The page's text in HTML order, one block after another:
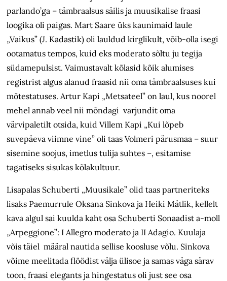
parlando’ga – tämbraalsus säilis ja muusikalise fraasi
loogika oli paigas. Mart Saare üks kaunimaid laule
„Vaikus” (J. Kadastik) oli lauldud kirglikult, võib-olla isegi
ootamatus tempos, kuid eks moderato sõltu ju tegija
südamepulsist. Vaimustavalt kõlasid kõik alumises
registrist algus alanud fraasid nii oma tämbraalsuses kui
mõtestatuses. Artur Kapi „Metsateel” on laul, kus noorel
mehel annab veel nii mõndagi varjundit oma
värvipaletilt otsida, kuid Villem Kapi „Kui lõpeb
suvepäeva viimne vine” oli taas Volmeri pärusmaa – suur
sisemine soojus, imetlus tulija suhtes –, esitamise
tagatiseks sisukas kõlakultuur.
Lisapalas Schuberti „Muusikale” olid taas partneriteks
lisaks Paemurrule Oksana Sinkova ja Heiki Mätlik, kellelt
kava algul sai kuulda kaht osa Schuberti Sonaadist a-moll
„Arpeggione”: I Allegro moderato ja II Adagio. Kuulaja
võis täiel määral nautida sellise koosluse võlu. Sinkova
võime meelitada flöödist välja ülisoe ja samas väga särav
toon, fraasi elegants ja hingestatus oli just see osa